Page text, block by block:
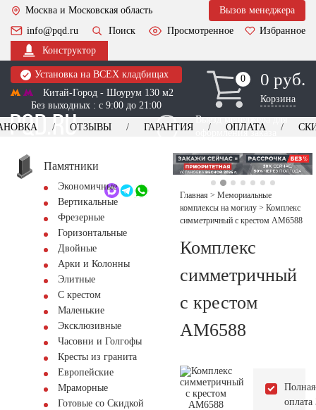
Москва и Московская область
Вызов менеджера
info@pqd.ru
Поиск Просмотренное
Избранное
Конструктор
Установка на ВСЕХ кладбищах
Китай-Город - Шоурум 130 м2
Без выходных : с 9:00 до 21:00
0
0 0 руб.
Корзина
Выезд менеджера для
оформления заказа
+7 (495) 518-44-23
Обратный звонок
ОТЗЫВЫ ГАРАНТИЯ ОПЛАТА
Памятники
Экономичные
Вертикальные
Фрезерные
Горизонтальные
Двойные
Арки и Колонны
Элитные
С крестом
Маленькие
Эксклюзивные
Часовни и Голгофы
Кресты из гранита
Европейские
Мраморные
Готовые со Скидкой
Главная > Мемориальные
комплексы на могилу > Комплекс
симметричный с крестом AM6588
Комплекс
симметричный
с крестом
AM6588
Полная
оплата